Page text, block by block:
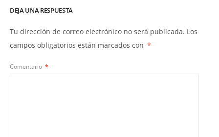
DEJA UNA RESPUESTA
Tu dirección de correo electrónico no será publicada. Los
campos obligatorios están marcados con *
Comentario *